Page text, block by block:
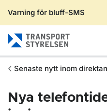
Varning för bluff-SMS
Senaste nytt inom
Nya